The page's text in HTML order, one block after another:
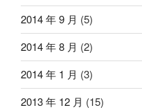
2014 年 9 月 (5)
2014 年 8 月 (2)
2014 年 1 月 (3)
2013 年 12 月 (15)